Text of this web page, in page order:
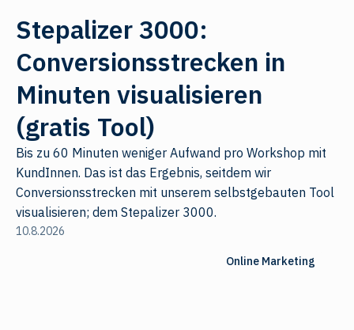
Stepalizer 3000:
Conversionsstrecken in
Minuten visualisieren
(gratis Tool)
Bis zu 60 Minuten weniger Aufwand pro Workshop mit
KundInnen. Das ist das Ergebnis, seitdem wir
Conversionsstrecken mit unserem selbstgebauten Tool
visualisieren; dem Stepalizer 3000.
10.8.2026
Online Marketing